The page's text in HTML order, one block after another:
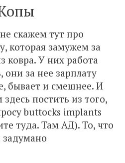
скажем тут про
которая замужем за
ковра. У них работа
они за нее зарплату
бывает и смешнее. И
постить из того,
buttocks implants
туда. Там АД). То, что
задумано